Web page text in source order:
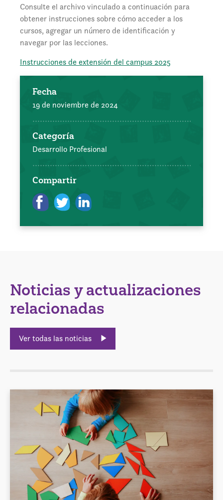
Consulte el archivo vinculado a continuación para
obtener instrucciones sobre cómo acceder a los
cursos, agregar un número de identificación y
navegar por las lecciones.
Instrucciones de extensión del campus 2025
Fecha
19 de noviembre de 2024
Categoría
Desarrollo Profesional
Compartir
Noticias y actualizaciones
relacionadas
Ver todas las noticias